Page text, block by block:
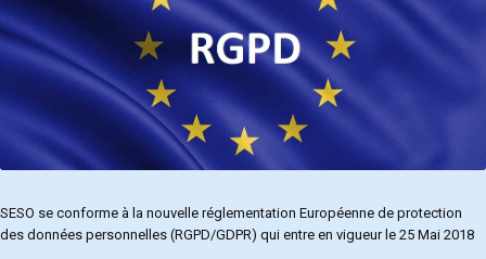
SESO se conforme à la nouvelle réglementation Européenne de protection
des données personnelles (RGPD/GDPR) qui entre en vigueur le 25 Mai 2018